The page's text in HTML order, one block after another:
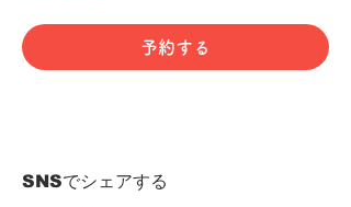
予約する
SNSでシェアする